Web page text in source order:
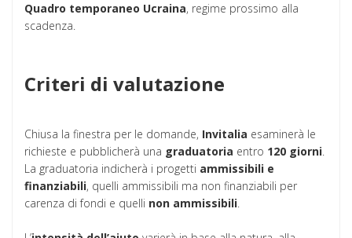
Quadro temporaneo Ucraina, regime prossimo alla
scadenza.
Criteri di valutazione
Chiusa la finestra per le domande, Invitalia esaminerà le
richieste e pubblicherà una graduatoria entro 120 giorni.
La graduatoria indicherà i progetti ammissibili e
finanziabili, quelli ammissibili ma non finanziabili per
carenza di fondi e quelli non ammissibili.